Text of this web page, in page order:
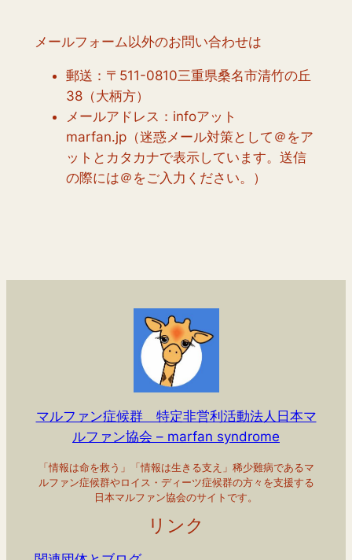
メールフォーム以外のお問い合わせは
郵送：〒511-0810三重県桑名市清竹の丘
38（大柄方）
メールアドレス：infoアット
marfan.jp（迷惑メール対策として＠をア
ットとカタカナで表示しています。送信
の際には＠をご入力ください。）
マルファン症候群 特定非営利活動法人日本マ
ルファン協会 – marfan syndrome
「情報は命を救う」「情報は生きる支え」稀少難病であるマ
ルファン症候群やロイス・ディーツ症候群の方々を支援する
日本マルファン協会のサイトです。
リンク